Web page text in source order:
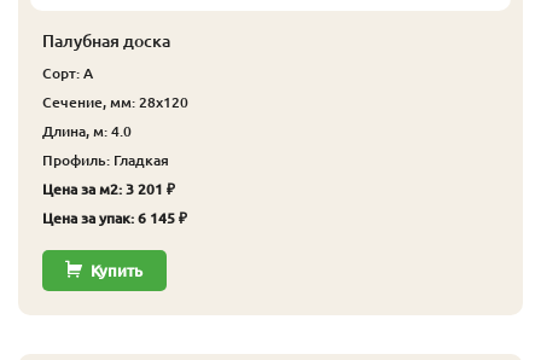
Палубная доска
Сорт: А
Сечение, мм: 28x120
Длина, м: 4.0
Профиль: Гладкая
Цена за м2: 3 201 ₽
Цена за упак: 6 145 ₽
Купить